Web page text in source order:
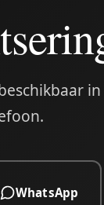
WhatsApp